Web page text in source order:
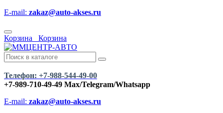
E-mail: zakaz@auto-akses.ru
Корзина Корзина
Телефон: +7-988-544-49-00
+7-989-710-49-49 Max/Telegram/Whatsapp
E-mail: zakaz@auto-akses.ru